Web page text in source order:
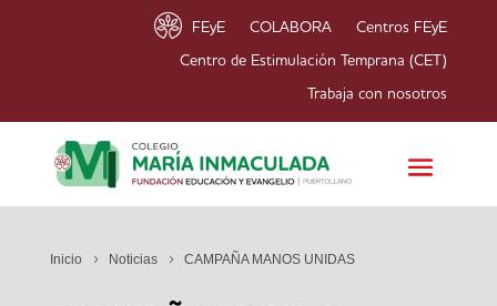
FEyE COLABORA Centros FEyE
Centro de Estimulación Temprana (CET)
Trabaja con nosotros
Inicio Noticias CAMPAÑA MANOS UNIDAS